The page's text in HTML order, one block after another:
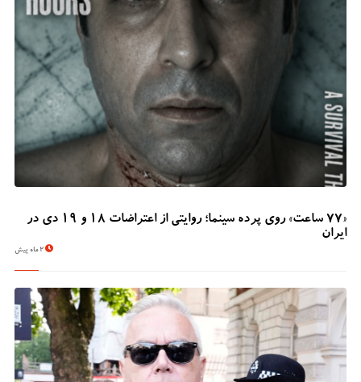
«۷۷ ساعت» روی پرده سینما؛ روایتی از اعتراضات ۱۸ و ۱۹ دی در
ایران
2 ماه پیش